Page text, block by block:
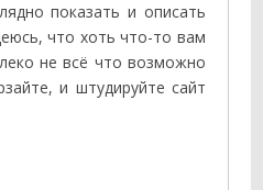
показать и описать
что хоть что-то вам
не всё что возможно
и штудируйте сайт